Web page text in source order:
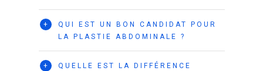
+
QUI EST UN BON CANDIDAT POUR
LA PLASTIE ABDOMINALE ?
+
QUELLE EST LA DIFFÉRENCE